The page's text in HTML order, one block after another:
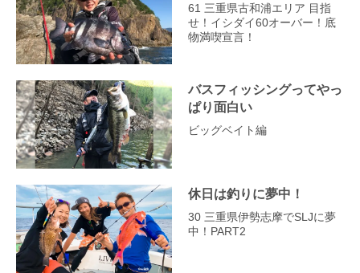
61 三重県古和浦エリア 目指
せ！イシダイ60オーバー！底
物満喫宣言！
バスフィッシングってやっ
ぱり面白い
ビッグベイト編
休日は釣りに夢中！
30 三重県伊勢志摩でSLJに夢
中！PART2